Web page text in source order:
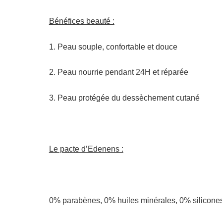
Bénéfices beauté :
1. Peau souple, confortable et douce
2. Peau nourrie pendant 24H et réparée
3. Peau protégée du dessèchement cutané
Le pacte d’Edenens :
0% parabènes, 0% huiles minérales, 0%